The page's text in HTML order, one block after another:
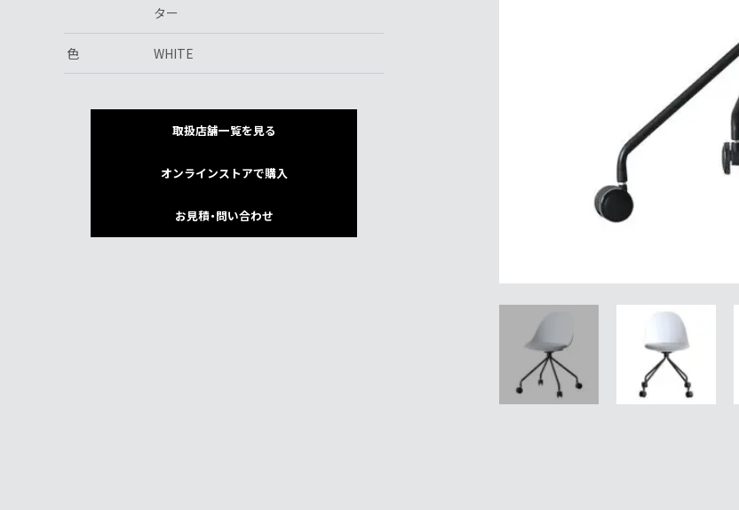
ター
色 WHITE
取扱店舗一覧を見る
オンラインストアで購入
お見積・問い合わせ